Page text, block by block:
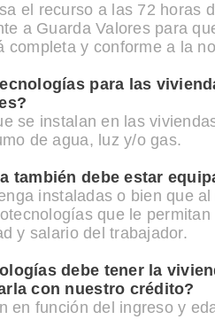
el recurso a las 72 horas
a Guarda Valores para
completa y conforme a la
para las
se instalan en las
de agua, luz y/o gas.
también debe estar
instaladas o bien que
que le
y salario del trabajador.
debe tener la
con nuestro crédito?
en función del ingreso y